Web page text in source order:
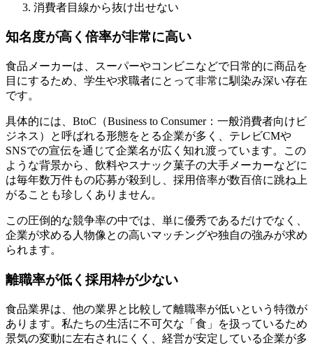
消費者目線から抜け出せない
知名度が高く倍率が非常に高い
食品メーカーは、スーパーやコンビニなどで日常的に商品を
目にするため、学生や求職者にとって非常に馴染み深い存在
です。
具体的には、BtoC（Business to Consumer：一般消費者向けビ
ジネス）と呼ばれる形態をとる企業が多く、テレビCMや
SNSでの宣伝を通じて企業名が広く知れ渡っています。この
ような背景から、飲料やスナック菓子の大手メーカーなどに
は毎年数万件もの応募が殺到し、採用倍率が数百倍に跳ね上
がることも珍しくありません。
この圧倒的な競争率の中では、単に優秀であるだけでなく、
企業が求める人物像との高いマッチングや独自の強みが求め
られます。
離職率が低く採用枠が少ない
食品業界は、他の業界と比較して離職率が低いという特徴が
あります。私たちの生活に不可欠な「食」を扱っているため
景気の変動に左右されにくく、経営が安定している企業が多